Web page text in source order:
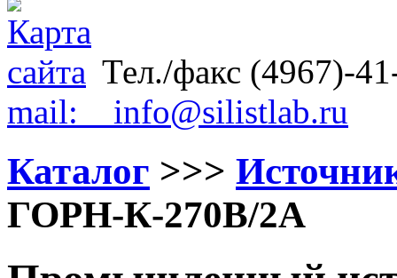
Тел./факс (4967)-
mail: info@silistlab.ru
Каталог >>>
ГОРН-К-270В/2А